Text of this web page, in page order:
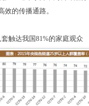
效的传播通路。
触达我国81%的家庭观众